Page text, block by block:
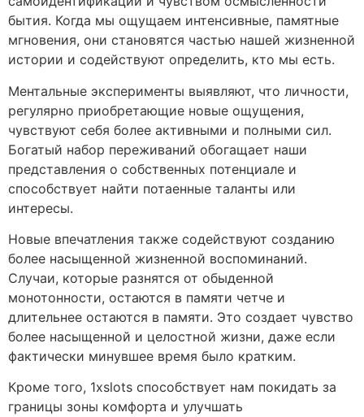
бытия. Когда мы ощущаем интенсивные, памятные
мгновения, они становятся частью нашей жизненной
истории и содействуют определить, кто мы есть.
Ментальные эксперименты выявляют, что личности,
регулярно приобретающие новые ощущения,
чувствуют себя более активными и полными сил.
Богатый набор переживаний обогащает наши
представления о собственных потенциале и
способствует найти потаенные таланты или
интересы.
Новые впечатления также содействуют созданию
более насыщенной жизненной воспоминаний.
Случаи, которые разнятся от обыденной
монотонности, остаются в памяти четче и
длительнее остаются в памяти. Это создает чувство
более насыщенной и целостной жизни, даже если
фактически минувшее время было кратким.
Кроме того, 1xslots способствует нам покидать за
границы зоны комфорта и улучшать